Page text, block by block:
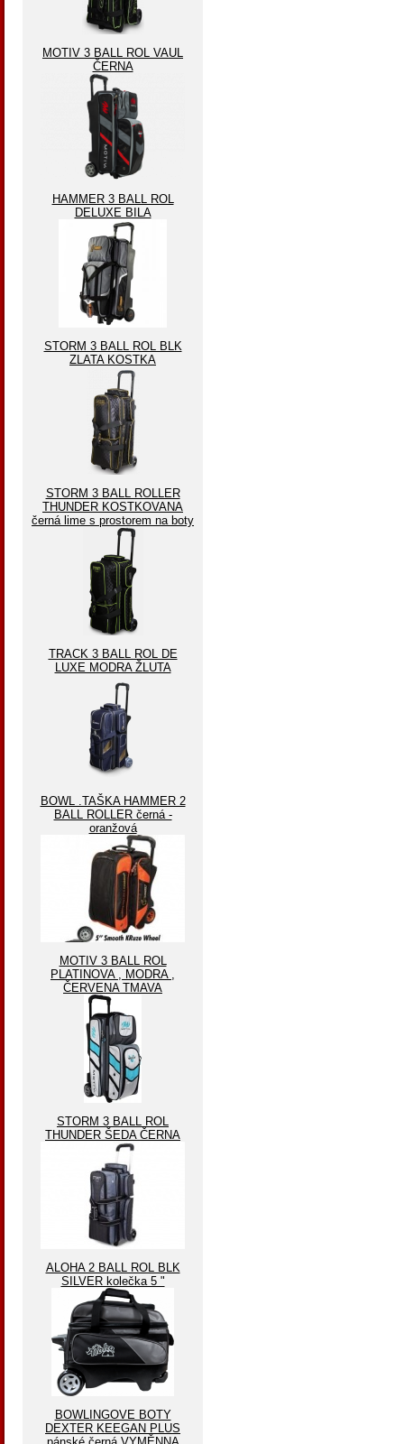
MOTIV 3 BALL ROL VAUL
ČERNA
HAMMER 3 BALL ROL
DELUXE BILA
STORM 3 BALL ROL BLK
ZLATA KOSTKA
STORM 3 BALL ROLLER
THUNDER KOSTKOVANA
černá lime s prostorem na boty
TRACK 3 BALL ROL DE
LUXE MODRA ŽLUTA
BOWL .TAŠKA HAMMER 2
BALL ROLLER černá -
oranžová
MOTIV 3 BALL ROL
PLATINOVA , MODRA ,
ČERVENA TMAVA
STORM 3 BALL ROL
THUNDER ŠEDA ČERNA
ALOHA 2 BALL ROL BLK
SILVER kolečka 5 "
BOWLINGOVE BOTY
DEXTER KEEGAN PLUS